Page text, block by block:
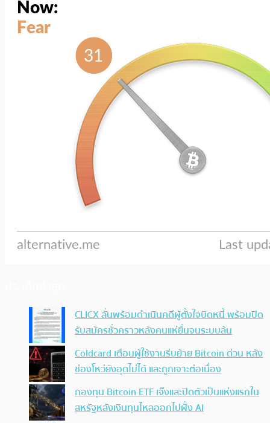
CLICX ลั่นพร้อมดำเนินคดีผู้ตั้งใจบิดหนี้ พร้อมปิด
รับสมัครชั่วคราวหลังคนแห่ยื่นจนระบบล้น
Coldcard เตือนผู้ใช้งานรีบย้าย Bitcoin ด่วน หลัง
ช่องโหว่ยังอุดไม่ได้ และถูกเจาะต่อเนื่อง
กองทุน Bitcoin ETF เจ๊งและปิดตัวเป็นแห่งแรกใน
สหรัฐหลังเงินทุนไหลออกไปฝั่ง AI